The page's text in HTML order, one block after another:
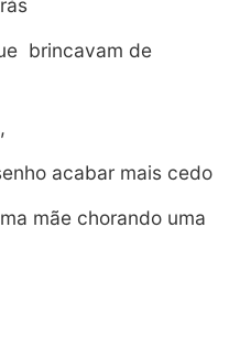
brincavam de
acabar mais cedo
mãe chorando uma